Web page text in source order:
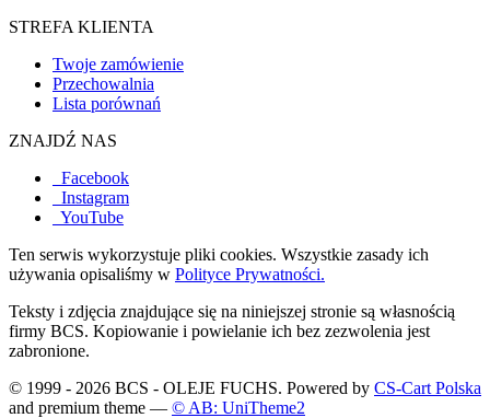
STREFA KLIENTA
Twoje zamówienie
Przechowalnia
Lista porównań
ZNAJDŹ NAS
Facebook
Instagram
YouTube
Ten serwis wykorzystuje pliki cookies. Wszystkie zasady ich
używania opisaliśmy w Polityce Prywatności.
Teksty i zdjęcia znajdujące się na niniejszej stronie są własnością
firmy BCS. Kopiowanie i powielanie ich bez zezwolenia jest
zabronione.
© 1999 - 2026 BCS - OLEJE FUCHS. Powered by CS-Cart Polska
and premium theme — © AB: UniTheme2